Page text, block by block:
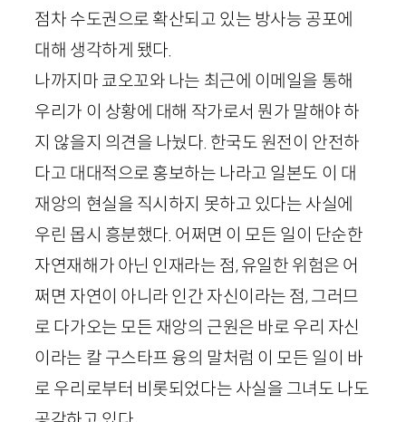
점차 수도권으로 확산되고 있는 방사능 공포에
대해 생각하게 됐다.
나까지마 쿄오꼬와 나는 최근에 이메일을 통해
우리가 이 상황에 대해 작가로서 뭔가 말해야 하
지 않을지 의견을 나눴다. 한국도 원전이 안전하
다고 대대적으로 홍보하는 나라고 일본도 이 대
재앙의 현실을 직시하지 못하고 있다는 사실에
우린 몹시 흥분했다. 어쩌면 이 모든 일이 단순한
자연재해가 아닌 인재라는 점, 유일한 위험은 어
쩌면 자연이 아니라 인간 자신이라는 점, 그러므
로 다가오는 모든 재앙의 근원은 바로 우리 자신
이라는 칼 구스타프 융의 말처럼 이 모든 일이 바
로 우리로부터 비롯되었다는 사실을 그녀도 나도